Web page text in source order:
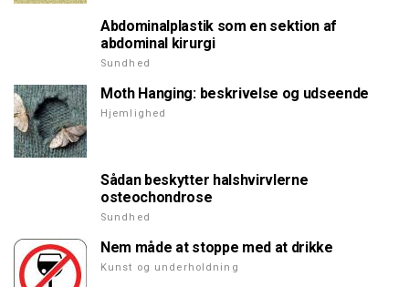
Abdominalplastik som en sektion af
abdominal kirurgi
Sundhed
Moth Hanging: beskrivelse og udseende
Hjemlighed
Sådan beskytter halshvirvlerne
osteochondrose
Sundhed
Nem måde at stoppe med at drikke
Kunst og underholdning